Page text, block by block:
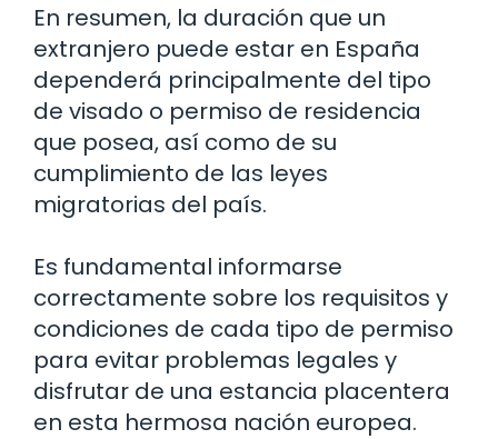
En resumen, la duración que un
extranjero puede estar en España
dependerá principalmente del tipo
de visado o permiso de residencia
que posea, así como de su
cumplimiento de las leyes
migratorias del país.
Es fundamental informarse
correctamente sobre los requisitos y
condiciones de cada tipo de permiso
para evitar problemas legales y
disfrutar de una estancia placentera
en esta hermosa nación europea.